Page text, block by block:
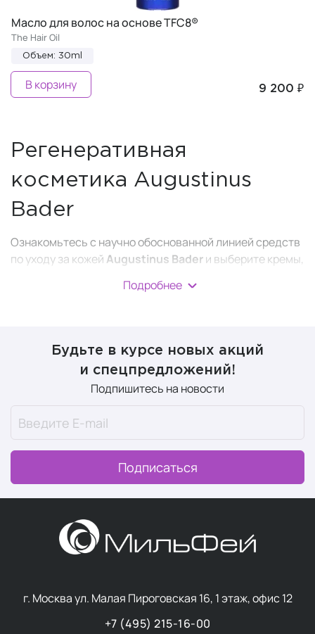
Масло для волос на основе TFC8®
The Hair Oil
Объем: 30ml
9 200 ₽
В корзину
Регенеративная
косметика Augustinus
Bader
Ознакомьтесь с научно обоснованной линией средств
по уходу за кожей Augustinus Baderи выберите кремы,
которые поддержат вашу естественную красоту и
потерю эластичности, гиперпигментацию и
повреждения от солнца. Эта французская косметика
создана на основе 30-летних научных исследований и
запатентованных технологий.
Все увлажняющие средства основаны на технологии
мужской кожи, в том числе создают оптимальные
условия для здоровья, регенерации и восстановления
кожи. В каждой формуле используются
которые отвечают индивидуальным потребностям и
предпочтениям.
специально для удовлетворения определённых
отдельности или в комплексе.
Подробнее
Будьте в курсе новых акций
и спецпредложений!
Подпишитесь на новости
Подписаться
г. Москва ул. Малая Пироговская 16, 1 этаж, офис 12
+7 (495) 215-16-00